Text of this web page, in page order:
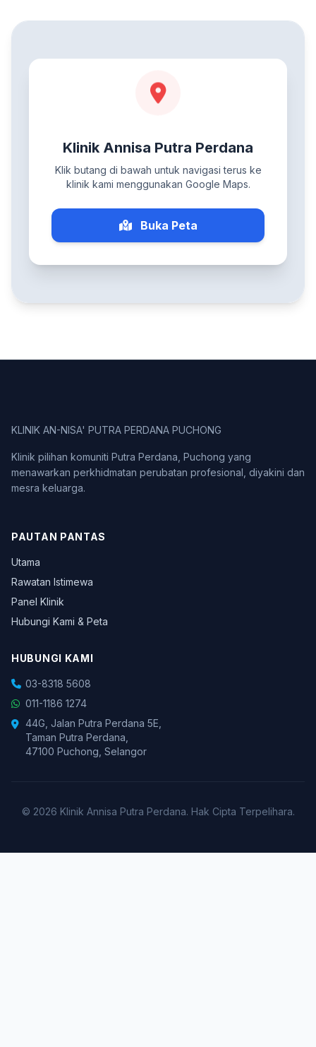
Klinik Annisa Putra Perdana
Klik butang di bawah untuk navigasi terus ke
klinik kami menggunakan Google Maps.
Buka Peta
KLINIK AN-NISA' PUTRA PERDANA PUCHONG
Klinik pilihan komuniti Putra Perdana, Puchong yang
menawarkan perkhidmatan perubatan profesional, diyakini dan
mesra keluarga.
PAUTAN PANTAS
Utama
Rawatan Istimewa
Panel Klinik
Hubungi Kami & Peta
HUBUNGI KAMI
03-8318 5608
011-1186 1274
44G, Jalan Putra Perdana 5E,
Taman Putra Perdana,
47100 Puchong, Selangor
© 2026 Klinik Annisa Putra Perdana. Hak Cipta Terpelihara.